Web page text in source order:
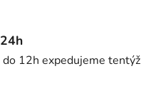
12h expedujeme tentýž